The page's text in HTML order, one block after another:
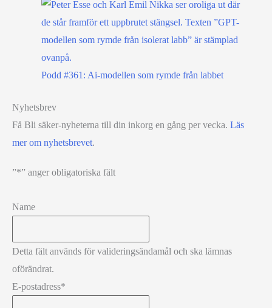
Podd #361: Ai-modellen som rymde från labbet
Nyhetsbrev
Få Bli säker-nyheterna till din inkorg en gång per vecka. Läs
mer om nyhetsbrevet.
”*” anger obligatoriska fält
Name
Detta fält används för valideringsändamål och ska lämnas
oförändrat.
E-postadress*